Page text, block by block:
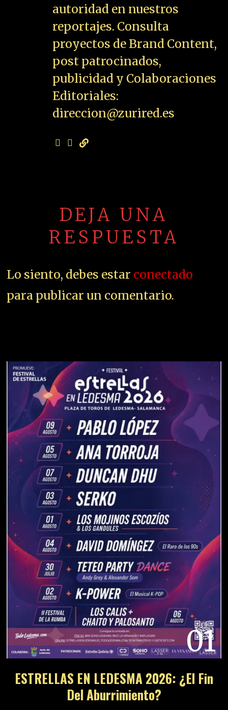
autoridad en nuestros
reportajes. Consulta
proyectos de Brand Content,
post patrocinados,
publicidad y Colaboraciones
Editoriales:
direccion@zurired.es
DEJA UNA
RESPUESTA
Lo siento, debes estar conectado
para publicar un comentario.
01
ESTRELLAS EN LEDESMA 2026: ¿El Fin
Del Aburrimiento?